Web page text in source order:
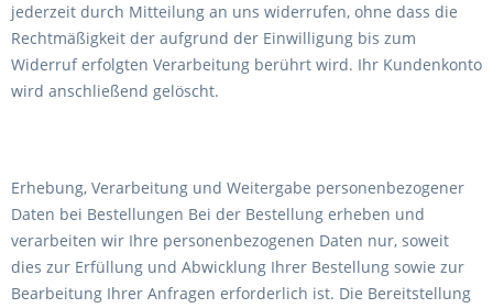
jederzeit durch Mitteilung an uns widerrufen, ohne dass die
Rechtmäßigkeit der aufgrund der Einwilligung bis zum
Widerruf erfolgten Verarbeitung berührt wird. Ihr Kundenkonto
wird anschließend gelöscht.
Erhebung, Verarbeitung und Weitergabe personenbezogener
Daten bei Bestellungen Bei der Bestellung erheben und
verarbeiten wir Ihre personenbezogenen Daten nur, soweit
dies zur Erfüllung und Abwicklung Ihrer Bestellung sowie zur
Bearbeitung Ihrer Anfragen erforderlich ist. Die Bereitstellung